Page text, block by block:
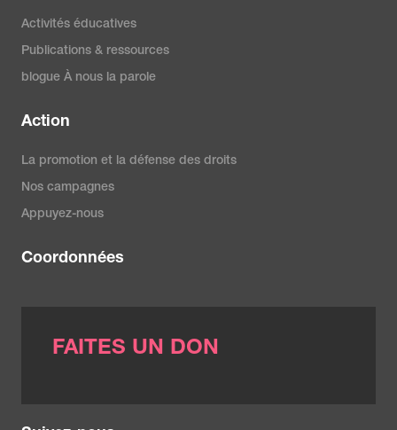
Activités éducatives
Publications & ressources
blogue À nous la parole
Action
La promotion et la défense des droits
Nos campagnes
Appuyez-nous
Coordonnées
FAITES UN DON